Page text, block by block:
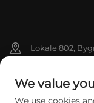
Lokale 802,
+86-
We value
We use cookies